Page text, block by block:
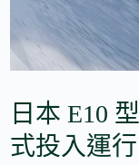
日本 E10
式投入運行